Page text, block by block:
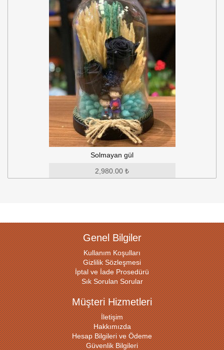
Solmayan gül
2,980.00 ₺
Genel Bilgiler
Kullanım Koşulları
Gizlilik Sözleşmesi
İptal ve İade Prosedürü
Sık Sorulan Sorular
Müşteri Hizmetleri
İletişim
Hakkımızda
Hesap Bilgileri ve Ödeme
Güvenlik Bilgileri